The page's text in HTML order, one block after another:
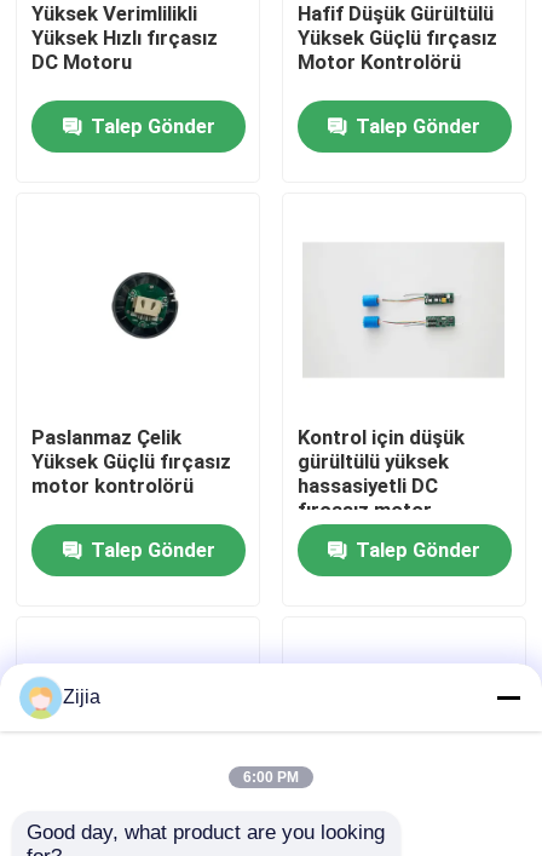
Ev
videolar
Fabrika turu
Kalite kontrol
Bir teklif isteği
Yüksek Hızlı Fırçasız Motor
DC Fırçasız Motor
Yüksek Verimlilikli
Yüksek Hızlı fırçasız
DC Motoru
Talep Gönder
Hafif Düşük Gürültülü
Yüksek Güçlü fırçasız
Motor Kontrolörü
Talep Gönder
Paslanmaz Çelik
Yüksek Güçlü fırçasız
motor kontrolörü
Talep Gönder
Kontrol için düşük
gürültülü yüksek
hassasiyetli DC
fırçasız motor
Talep Gönder
Zijia
6:00 PM
Good day, what product are you looking